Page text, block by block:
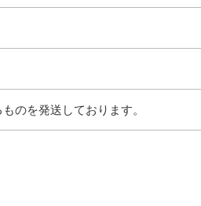
のを発送しております。